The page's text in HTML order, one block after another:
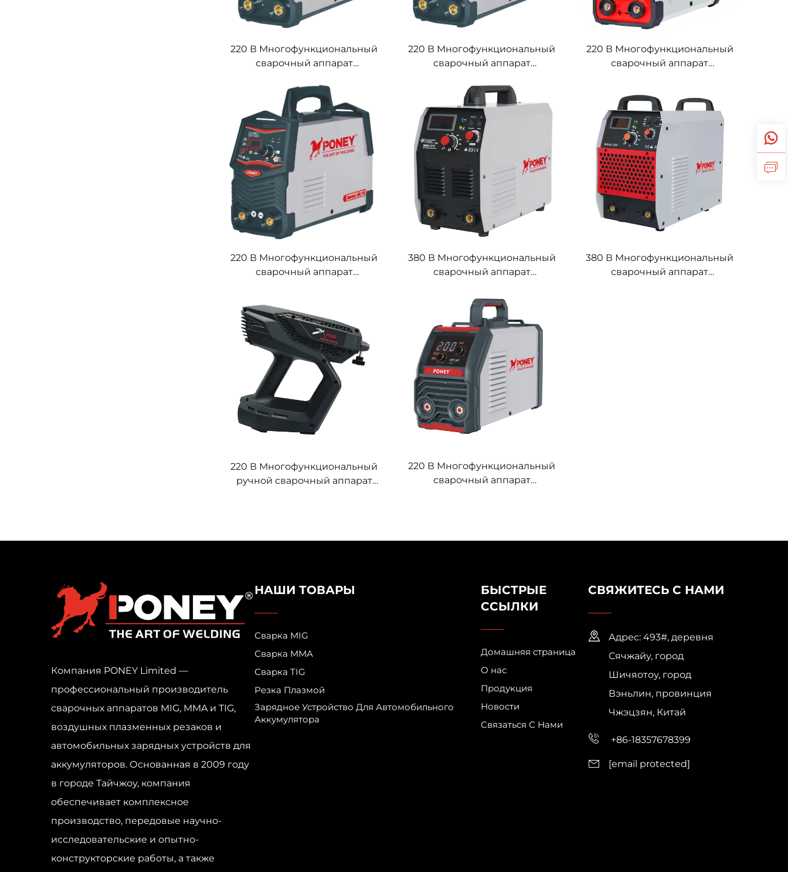
220 В Многофункциональный
сварочный аппарат
с цифровым управлением,
аппарат дуговой сварки
220 В Многофункциональный
сварочный аппарат
с цифровым управлением,
аппарат дуговой сварки
220 В Многофункциональный
сварочный аппарат
аппарат дуговой сварки
220 В Многофункциональный
сварочный аппарат
аппарат дуговой сварки
380 В Многофункциональный
сварочный аппарат
промышленный аппарат
дуговой сварки
380 В Многофункциональный
сварочный аппарат
220 В Многофункциональный
ручной сварочный аппарат
220 В Многофункциональный
сварочный аппарат
Компания PONEY Limited —
профессиональный производитель
сварочных аппаратов MIG, MMA и TIG,
воздушных плазменных резаков и
автомобильных зарядных устройств для
аккумуляторов. Основанная в 2009 году
в городе Тайчжоу, компания
обеспечивает комплексное
производство, передовые научно-
исследовательские и опытно-
конструкторские работы, а также
НАШИ ТОВАРЫ
Сварка MIG
Сварка MMA
Сварка TIG
Резка Плазмой
Зарядное Устройство Для Автомобильного
Аккумулятора
БЫСТРЫЕ
ССЫЛКИ
Домашняя страница
О нас
Продукция
Новости
Связаться С Нами
СВЯЖИТЕСЬ С НАМИ
Адрес: 493#, деревня
Сячжайу, город
Шичяотоу, город
Вэньлин, провинция
Чжэцзян, Китай
+86-18357678399
[email protected]